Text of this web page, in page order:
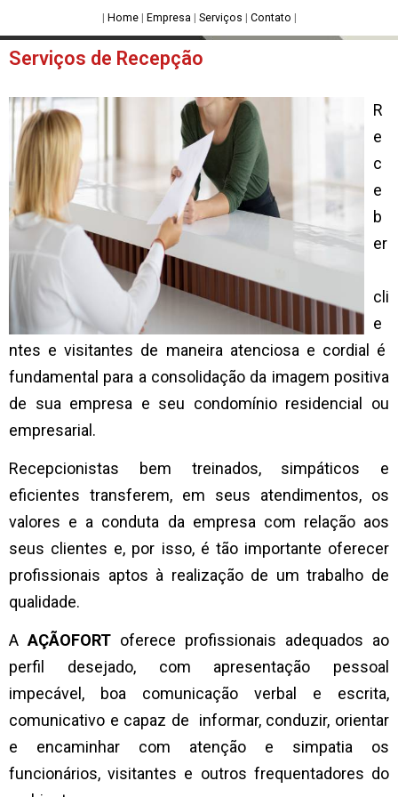
Home| Empresa Serviços Contato
Serviços de Recepção
R
e
c
e
b
er
cli
e
ntes e visitantes de maneira atenciosa e cordial é
fundamental para a consolidação da imagem positiva
de sua empresa e seu condomínio residencial ou
empresarial.
Recepcionistas bem treinados, simpáticos e
eficientes transferem, em seus atendimentos, os
valores e a conduta da empresa com relação aos
seus clientes e, por isso, é tão importante oferecer
profissionais aptos à realização de um trabalho de
qualidade.
AAÇÃOFORT oferece profissionais adequados ao
perfil desejado, com apresentação pessoal
impecável, boa comunicação verbal e escrita,
comunicativo e capaz de informar, conduzir, orientar
e encaminhar com atenção e simpatia os
funcionários, visitantes e outros frequentadores do